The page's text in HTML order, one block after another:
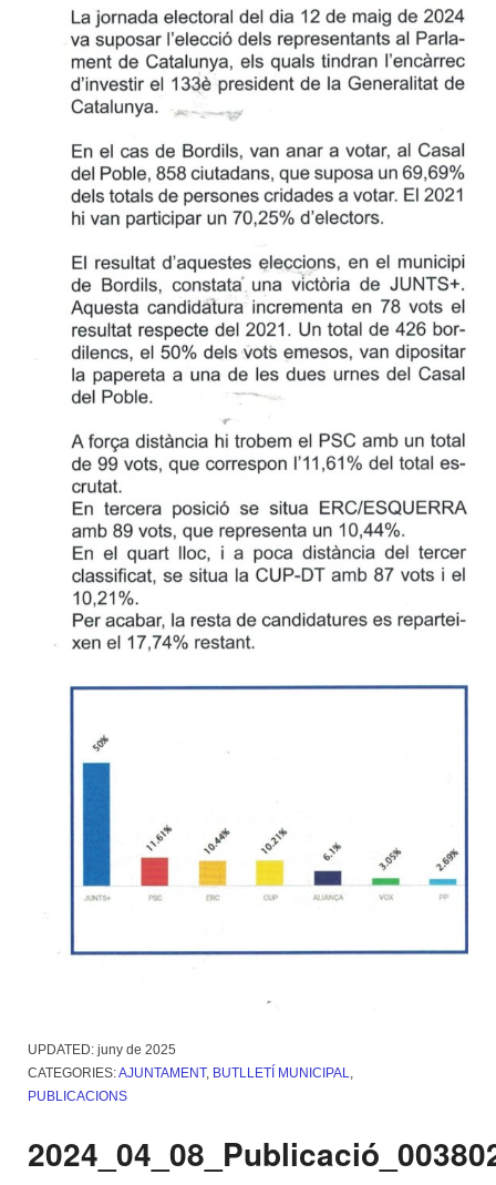
UPDATED: juny de 2025
CATEGORIES:AJUNTAMENT, BUTLLETÍ MUNICIPAL,
PUBLICACIONS